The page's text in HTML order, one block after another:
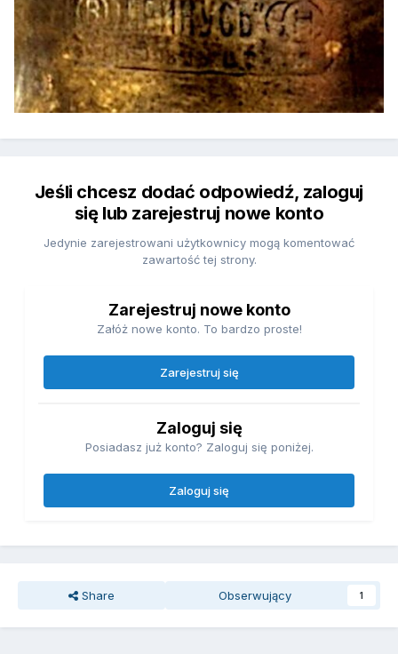
Jeśli chcesz dodać odpowiedź, zaloguj
się lub zarejestruj nowe konto
Jedynie zarejestrowani użytkownicy mogą komentować
zawartość tej strony.
Zarejestruj nowe konto
Załóż nowe konto. To bardzo proste!
Zarejestruj się
Zaloguj się
Posiadasz już konto? Zaloguj się poniżej.
Zaloguj się
Share Obserwujący 1